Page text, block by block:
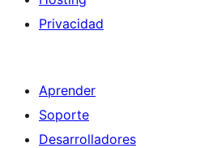
Privacidad
Aprender
Soporte
Desarrolladores